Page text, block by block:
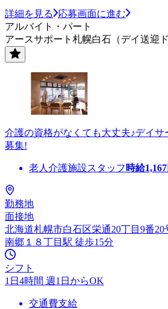
詳細を見る
応募画面に進む
アルバイト・パート
アースサポート札幌白石（デイ送迎
介護の資格がなくても大丈夫♪デイ
募集!
老人介護施設スタッフ 時給1,167
勤務地
面接地
北海道札幌市白石区栄通20丁目9番20
南郷１８丁目駅 徒歩15分
シフト
1日4時間 週1日からOK
交通費支給